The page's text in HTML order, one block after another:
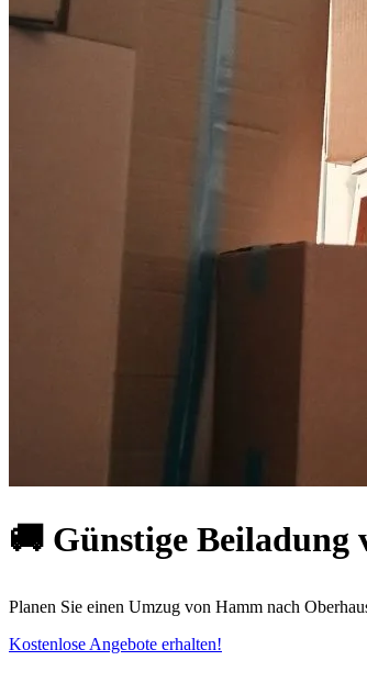
🚚 Günstige Beiladung
Planen Sie einen Umzug von Hamm nach
Kostenlose Angebote erhalten!